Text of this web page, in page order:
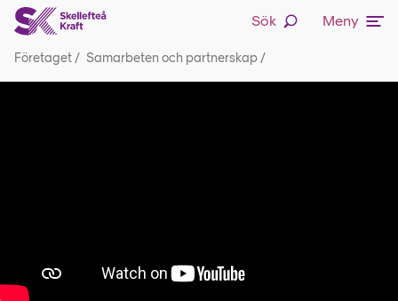
Sök
Meny
Företaget/ Samarbeten och partnerskap/